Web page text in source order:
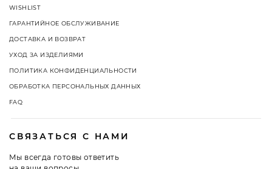
WISHLIST
ГАРАНТИЙНОЕ ОБСЛУЖИВАНИЕ
ДОСТАВКА И ВОЗВРАТ
УХОД ЗА ИЗДЕЛИЯМИ
ПОЛИТИКА КОНФИДЕНЦИАЛЬНОСТИ
ОБРАБОТКА ПЕРСОНАЛЬНЫХ ДАННЫХ
FAQ
СВЯЗАТЬСЯ С НАМИ
Мы всегда готовы ответить